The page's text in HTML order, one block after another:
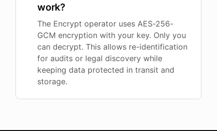
work?
The Encrypt operator uses AES-256-
GCM encryption with your key. Only you
can decrypt. This allows re-identification
for audits or legal discovery while
keeping data protected in transit and
storage.